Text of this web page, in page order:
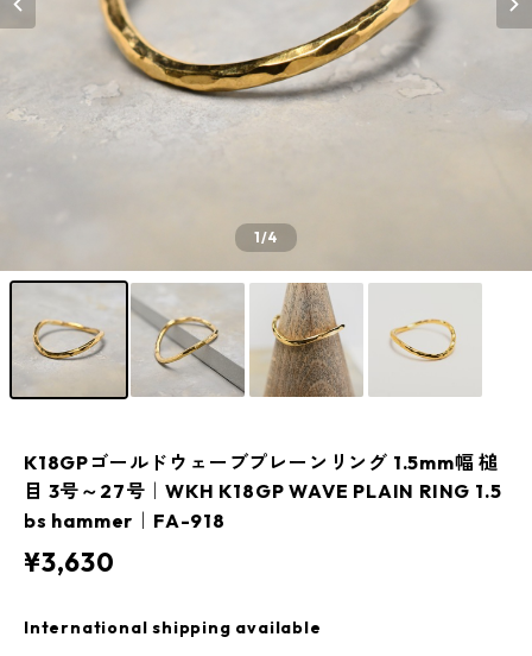
1/4
K18GPゴールドウェーブプレーンリング 1.5mm幅 槌
目 3号～27号｜WKH K18GP WAVE PLAIN RING 1.5
bs hammer｜FA-918
¥3,630
International shipping available